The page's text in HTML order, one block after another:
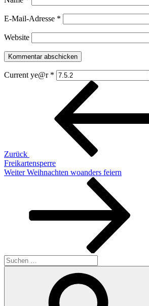
E-Mail-Adresse *
Website
Current ye@r *
Beitragsnavigation
Zurück
Freikartensperre
Nächster
Weiter Weihnachten woanders feiern
Suchen
nach: